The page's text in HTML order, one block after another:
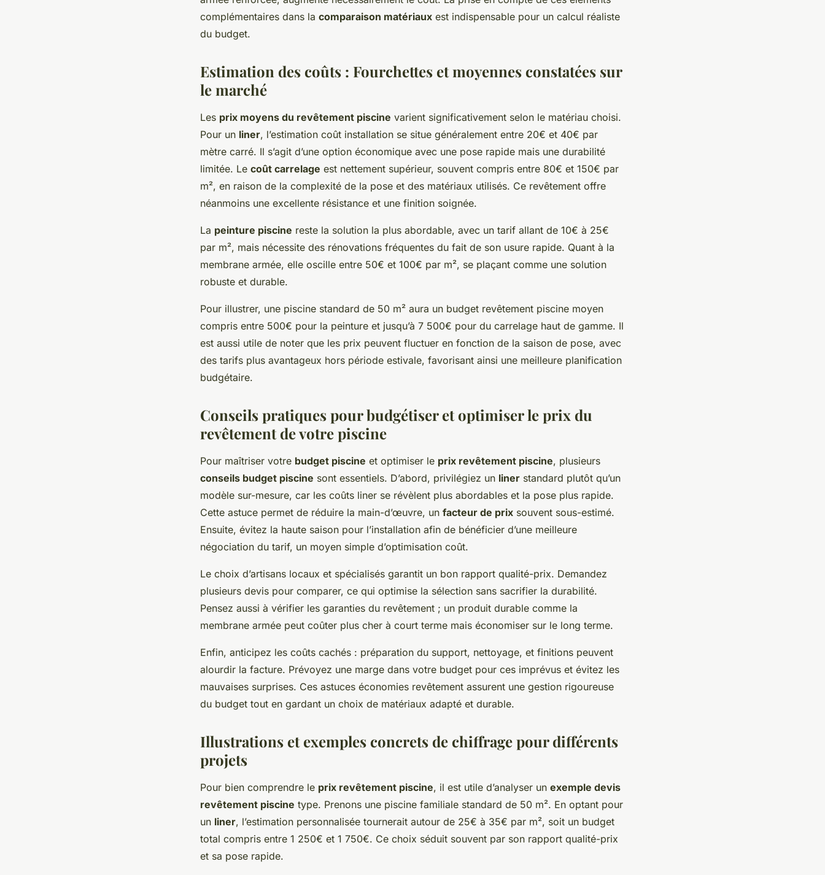
complémentaires dans la comparaison matériaux est indispensable pour un calcul réaliste
du budget.
Estimation des coûts : Fourchettes et moyennes constatées sur
le marché
Les prix moyens du revêtement piscine varient significativement selon le matériau choisi.
Pour un liner, l’estimation coût installation se situe généralement entre 20€ et 40€ par
mètre carré. Il s’agit d’une option économique avec une pose rapide mais une durabilité
limitée. Le coût carrelage est nettement supérieur, souvent compris entre 80€ et 150€ par
m², en raison de la complexité de la pose et des matériaux utilisés. Ce revêtement offre
néanmoins une excellente résistance et une finition soignée.
La peinture piscine reste la solution la plus abordable, avec un tarif allant de 10€ à 25€
par m², mais nécessite des rénovations fréquentes du fait de son usure rapide. Quant à la
membrane armée, elle oscille entre 50€ et 100€ par m², se plaçant comme une solution
robuste et durable.
Pour illustrer, une piscine standard de 50 m² aura un budget revêtement piscine moyen
compris entre 500€ pour la peinture et jusqu’à 7 500€ pour du carrelage haut de gamme. Il
est aussi utile de noter que les prix peuvent fluctuer en fonction de la saison de pose, avec
des tarifs plus avantageux hors période estivale, favorisant ainsi une meilleure planification
budgétaire.
Conseils pratiques pour budgétiser et optimiser le prix du
revêtement de votre piscine
Pour maîtriser votre budget piscine et optimiser le prix revêtement piscine, plusieurs
conseils budget piscine sont essentiels. D’abord, privilégiez un liner standard plutôt qu’un
modèle sur-mesure, car les coûts liner se révèlent plus abordables et la pose plus rapide.
Cette astuce permet de réduire la main-d’œuvre, un facteur de prix souvent sous-estimé.
Ensuite, évitez la haute saison pour l’installation afin de bénéficier d’une meilleure
négociation du tarif, un moyen simple d’optimisation coût.
Le choix d’artisans locaux et spécialisés garantit un bon rapport qualité-prix. Demandez
plusieurs devis pour comparer, ce qui optimise la sélection sans sacrifier la durabilité.
Pensez aussi à vérifier les garanties du revêtement ; un produit durable comme la
membrane armée peut coûter plus cher à court terme mais économiser sur le long terme.
Enfin, anticipez les coûts cachés : préparation du support, nettoyage, et finitions peuvent
alourdir la facture. Prévoyez une marge dans votre budget pour ces imprévus et évitez les
mauvaises surprises. Ces astuces économies revêtement assurent une gestion rigoureuse
du budget tout en gardant un choix de matériaux adapté et durable.
Illustrations et exemples concrets de chiffrage pour différents
projets
Pour bien comprendre le prix revêtement piscine, il est utile d’analyser un exemple devis
revêtement piscine type. Prenons une piscine familiale standard de 50 m². En optant pour
un liner, l’estimation personnalisée tournerait autour de 25€ à 35€ par m², soit un budget
total compris entre 1 250€ et 1 750€. Ce choix séduit souvent par son rapport qualité-prix
et sa pose rapide.